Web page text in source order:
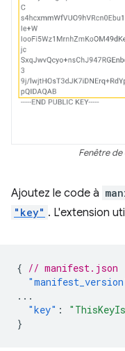
Fenêtre
Ajoutez le code à
"key" . L'extension
{ // manifest.json
...
"key" :
}